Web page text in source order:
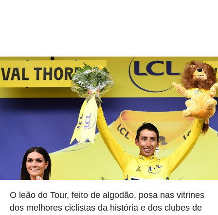
O leão do Tour, feito de algodão, posa nas vitrines
dos melhores ciclistas da história e dos clubes de